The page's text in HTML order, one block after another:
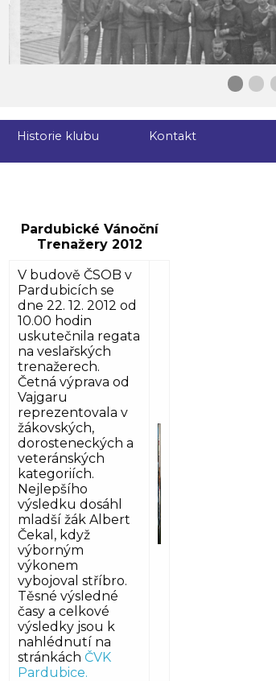
First
Historie klubu Kontakt
Pardubické Vánoční
Trenažery 2012
V budově ČSOB v
Pardubicích se
dne 22. 12. 2012 od
10.00 hodin
uskutečnila regata
na veslařských
trenažerech.
Četná výprava od
Vajgaru
reprezentovala v
žákovských,
dorosteneckých a
veteránských
kategoriích.
Nejlepšího
výsledku dosáhl
mladší žák Albert
Čekal, když
výborným
výkonem
vybojoval stříbro.
Těsné výsledné
časy a celkové
výsledky jsou k
nahlédnutí na
stránkách ČVK
Pardubice.